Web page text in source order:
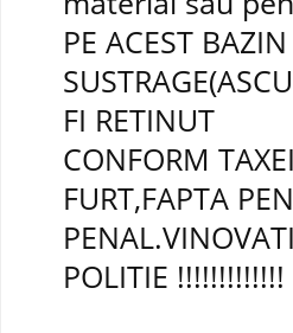
PE ACEST
FI RETINUT
CONFORM
FURT,FAPTA
POLITIE !!!!!!!!!!!!!